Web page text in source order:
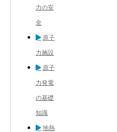
力の安
全
原子
力施設
原子
力発電
の基礎
知識
地熱